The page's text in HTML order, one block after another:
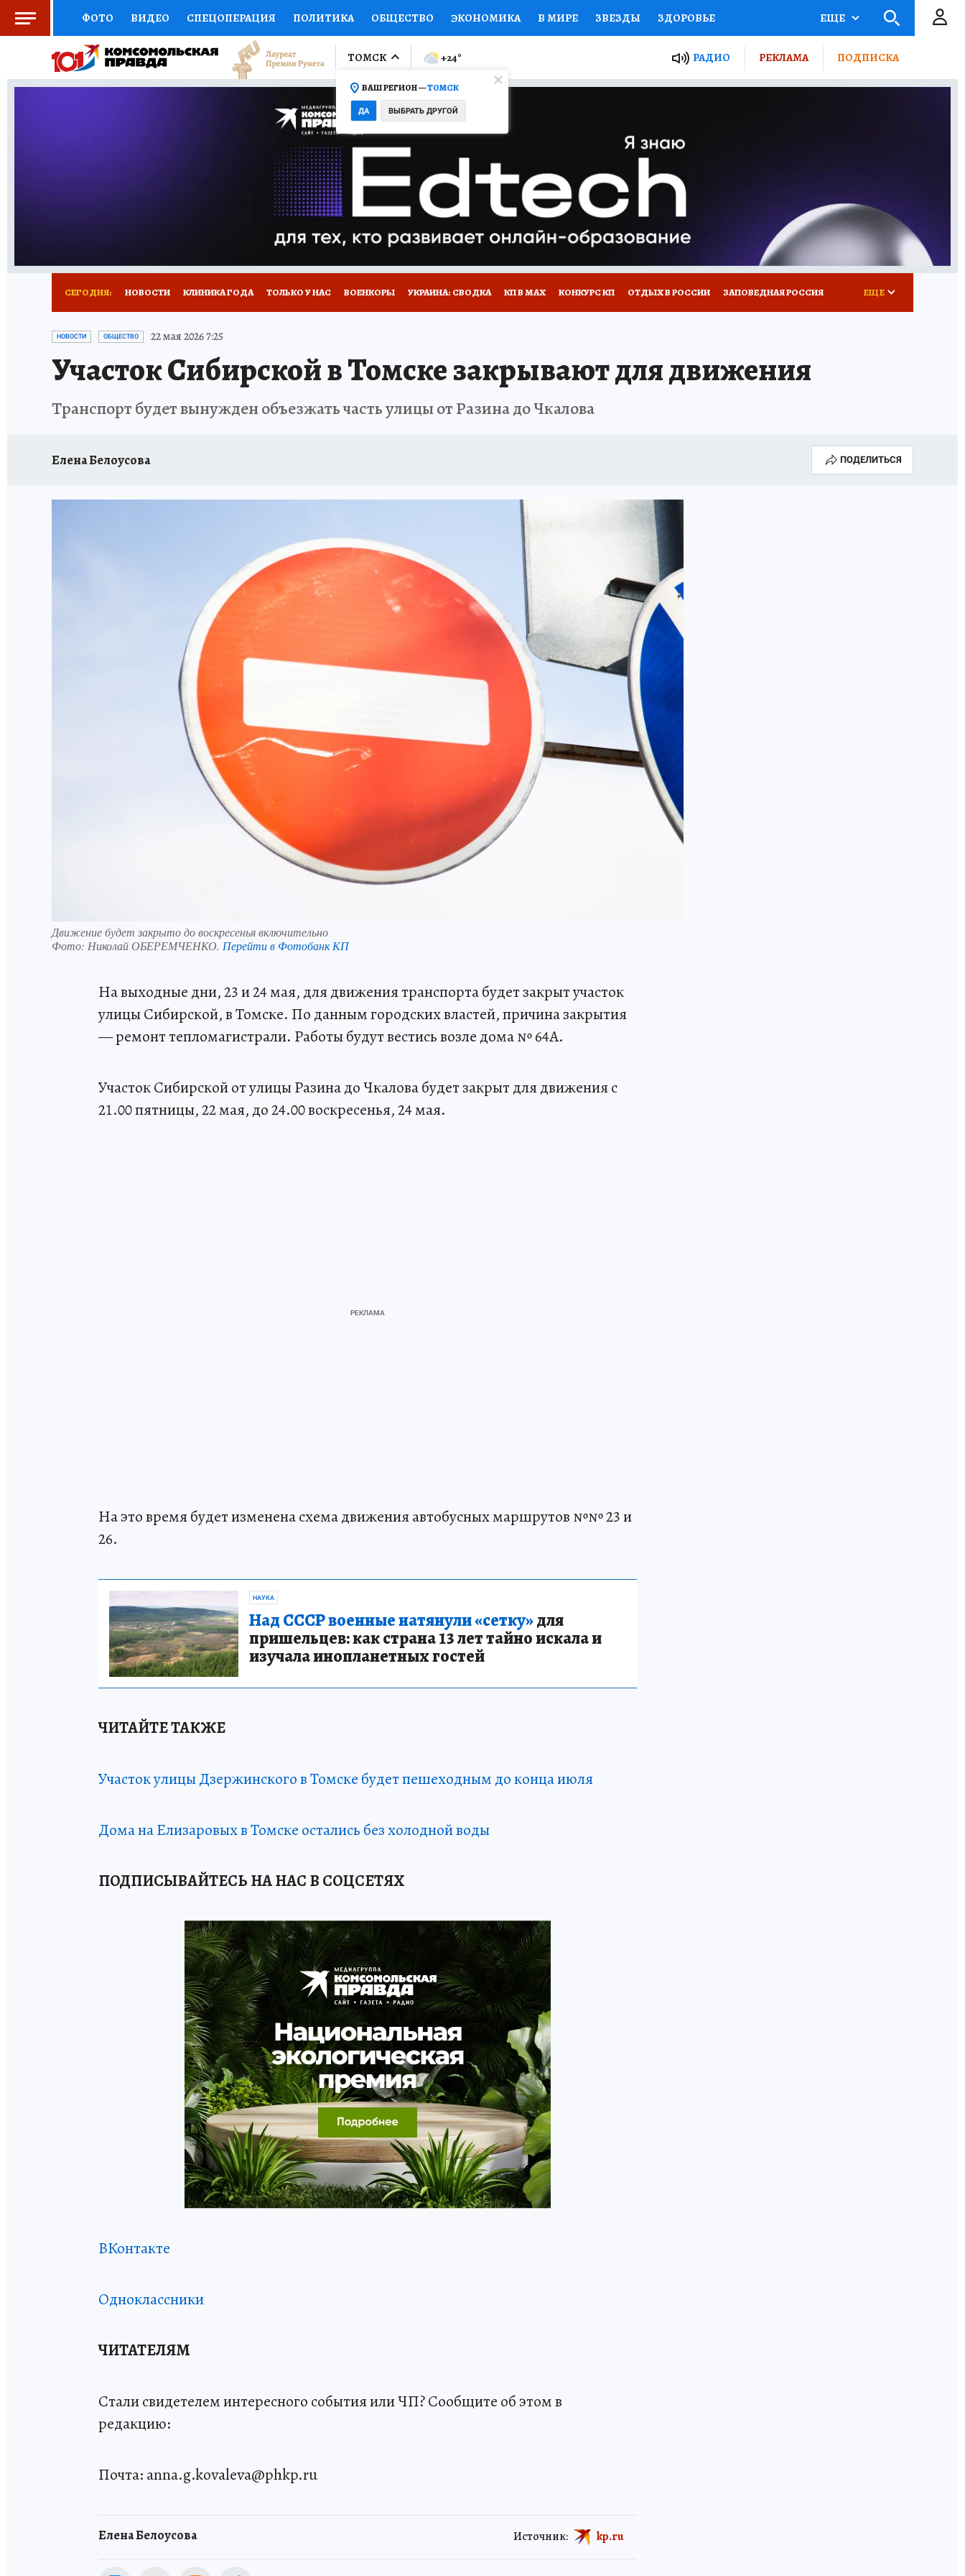
ФОТО ВИДЕО СПЕЦОПЕРАЦИЯ ПОЛИТИКА ОБЩЕСТВО ЭКОНОМИКА В МИРЕ ЗВЕЗДЫ ЗДОРОВЬЕ
СОЦПОДДЕРЖКА НАУКА СПОРТ КОЛУМНИСТЫ ПРОИСШЕСТВИЯ НАЦИОНАЛЬНЫЕ ПРОЕКТЫ РОССИИ
ВЫБОР ЭКСПЕРТОВ ДОКТОР ФИНАНСЫ ОТКРЫВАЕМ МИР Я ЗНАЮ СЕМЬЯ ЖЕНСКИЕ СЕКРЕТЫ ПУТЕВОДИТЕЛЬ
ПРОГНОЗЫ НА СПОРТ ПРОМОКОДЫ СЕРИАЛЫ
ТЕЛЕВИЗОР КОЛЛЕКЦИИ КОНКУРСЫ ГИД ПОТРЕБИТЕЛЯ
НОВОЕ НА САЙТЕ
ЕЩЕ
ТОМСК
ВАШ РЕГИОН —ТОМСК
ДА ВЫБРАТЬ ДРУГОЙ
+24° РАДИО РЕКЛАМА ПОДПИСКА
СЕГОДНЯ: НОВОСТИ КЛИНИКА ГОДА ТОЛЬКО У НАС ВОЕНКОРЫ УКРАИНА: СВОДКА КП В МАХ КОНКУРС КП ОТДЫХ В РОССИИ ЗАПОВЕДНАЯ РОССИЯ
ПРОИСШЕСТВИЯ АФИША
ЕЩЕ
НОВОСТИ ОБЩЕСТВО 22 мая 2026 7:25
Участок Сибирской в Томске закрывают для движения
Транспорт будет вынужден объезжать часть улицы от Разина до Чкалова
Елена Белоусова ПОДЕЛИТЬСЯ
Движение будет закрыто до воскресенья включительно
Фото: Николай ОБЕРЕМЧЕНКО. Перейти в Фотобанк КП
На выходные дни, 23 и 24 мая, для движения транспорта будет закрыт участок
улицы Сибирской, в Томске. По данным городских властей, причина закрытия
— ремонт тепломагистрали. Работы будут вестись возле дома № 64А.
Участок Сибирской от улицы Разина до Чкалова будет закрыт для движения с
21.00 пятницы, 22 мая, до 24.00 воскресенья, 24 мая.
На это время будет изменена схема движения автобусных маршрутов №№ 23 и
26.
НАУКА
Над СССР военные натянули «сетку»для
пришельцев: как страна 13 лет тайно искала и
изучала инопланетных гостей
ЧИТАЙТЕ ТАКЖЕ
Участок улицы Дзержинского в Томске будет пешеходным до конца июля
Дома на Елизаровых в Томске остались без холодной воды
ПОДПИСЫВАЙТЕСЬ НА НАС В СОЦСЕТЯХ
ВКонтакте
Одноклассники
ЧИТАТЕЛЯМ
Стали свидетелем интересного события или ЧП? Сообщите об этом в
редакцию:
Почта: anna.g.kovaleva@phkp.ru
Елена Белоусова Источник: kp.ru